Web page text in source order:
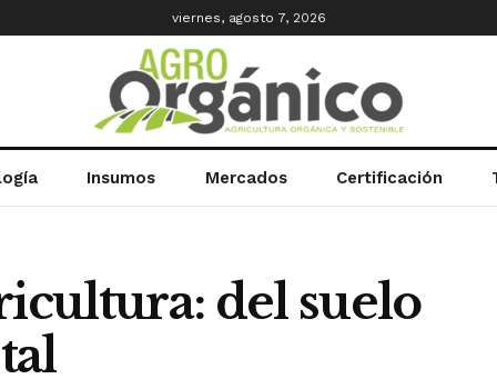
viernes, agosto 7, 2026
Insumos Mercados Certificación
del suelo